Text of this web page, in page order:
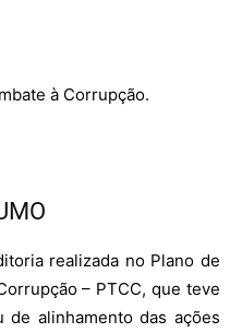
à Corrupção.
realizada no Plano de
– PTCC, que teve
alinhamento das ações